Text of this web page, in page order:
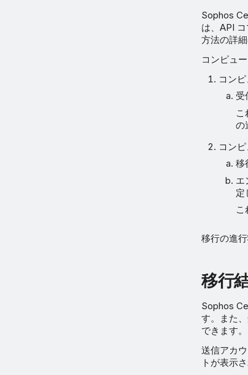
Sophos
は、API
方法の詳細
コンピュ
コン
受
の
コン
移
エ
定
こ
移行の進
移行
Sophos
す。また
できます。
送信アカ
トが表示